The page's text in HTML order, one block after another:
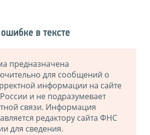
в тексте
предназначена
для сообщений о
информации на сайте
и не подразумевает
связи. Информация
редактору сайта ФНС
для сведения.